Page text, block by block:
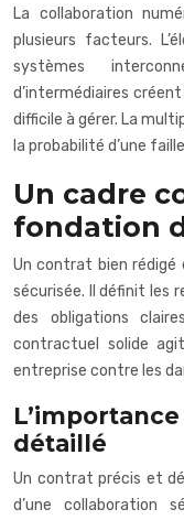
La collaboration
plusieurs facteurs.
systèmes
d’intermédiaires
difficile à gérer. La
la probabilité d’une
Un cadre
fondation
Un contrat bien rédigé
sécurisée. Il définit les
des obligations
contractuel solide
entreprise contre les
détaillé
Un contrat précis et
d’une collaboration